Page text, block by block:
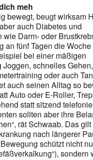
meh
bewegt, beugt wirksam
auch Diabetes und
wie Darm- oder
an fünf Tagen die
bei einer mäßigen
schnelles
oder auch
auch seinen Alltag so
Auto oder E-Roller,
statt sitzend
sollten aber ihre
rät Schwaab. Das
nach längerer
schützt nicht
sondern